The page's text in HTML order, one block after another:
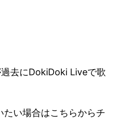
去にDokiDoki Liveで歌
い場合はこちらからチ